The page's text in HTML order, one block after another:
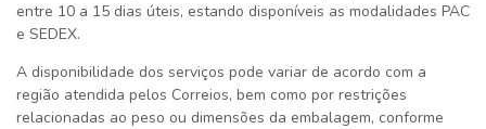
entre 10 a 15 dias úteis, estando disponíveis as modalidades PAC
e SEDEX.
A disponibilidade dos serviços pode variar de acordo com a
região atendida pelos Correios, bem como por restrições
relacionadas ao peso ou dimensões da embalagem, conforme